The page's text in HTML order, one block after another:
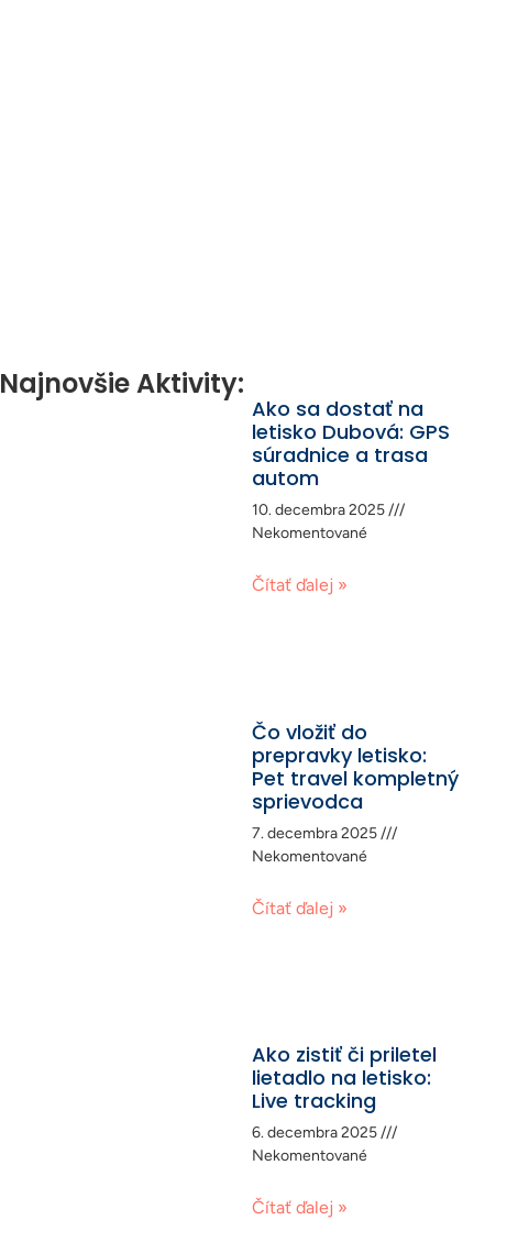
Najnovšie Aktivity:
Ako sa dostať na
letisko Dubová: GPS
súradnice a trasa
autom
10. decembra 2025
Nekomentované
Čítať ďalej »
Čo vložiť do
prepravky letisko:
Pet travel kompletný
sprievodca
7. decembra 2025
Nekomentované
Čítať ďalej »
Ako zistiť či priletel
lietadlo na letisko:
Live tracking
6. decembra 2025
Nekomentované
Čítať ďalej »